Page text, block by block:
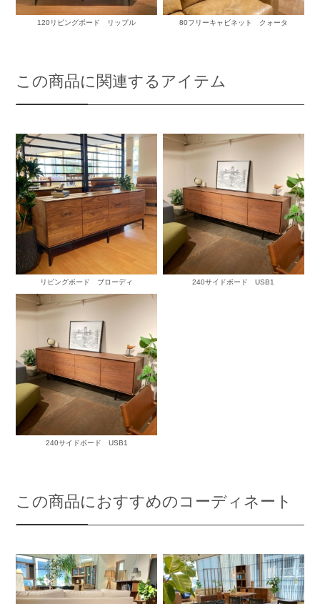
120リビングボード リップル 80フリーキャビネット クォータ
この商品に関連するアイテム
リビングボード ブローディ 240サイドボード USB1
240サイドボード USB1
この商品におすすめのコーディネート